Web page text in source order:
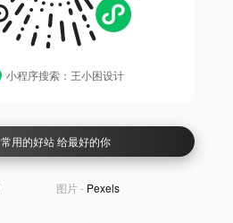
小程序搜索：王小困设计
常用的好站 给最好的你
图片 - Pexels